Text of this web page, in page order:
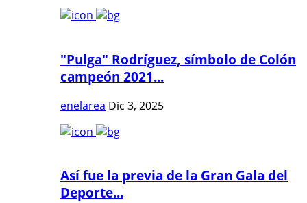
"Pulga" Rodríguez, símbolo de Colón
campeón 2021...
enelarea Dic 3, 2025
Así fue la previa de la Gran Gala del
Deporte...